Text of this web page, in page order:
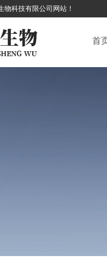
物科技有限公司网站！
首